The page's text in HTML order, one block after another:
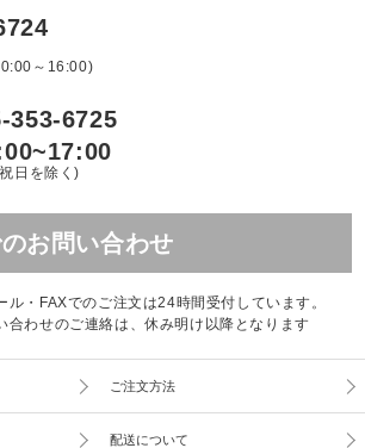
～16:00)
353-6725
日を除く)
お問い合わせ
・FAXでのご注文は24時間受付しています。
わせのご連絡は、休み明け以降となります
ご注文方法
配送について